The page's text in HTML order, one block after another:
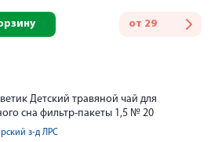
от 29
Детский травяной чай для
сна фильтр-пакеты 1,5 № 20
з-д ЛРС